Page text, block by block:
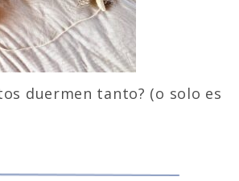
duermen tanto? (o solo es